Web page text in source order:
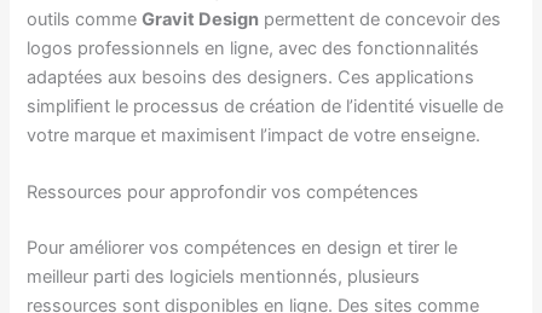
outils commeGravit Design permettent de concevoir des
logos professionnels en ligne, avec des fonctionnalités
adaptées aux besoins des designers. Ces applications
simplifient le processus de création de l’identité visuelle de
votre marque et maximisent l’impact de votre enseigne.
Ressources pour approfondir vos compétences
Pour améliorer vos compétences en design et tirer le
meilleur parti des logiciels mentionnés, plusieurs
ressources sont disponibles en ligne. Des sites comme